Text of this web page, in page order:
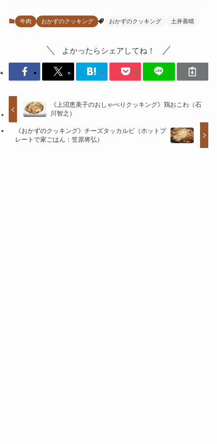
牛肉 おかずのクッキング おかずのクッキング 土井善晴
よかったらシェアしてね！
《上沼恵美子のおしゃべりクッキング》鶏おこわ（石
川智之）
《おかずのクッキング》チーズタッカルビ（ホットプ
レートで家ごはん：笠原将弘）